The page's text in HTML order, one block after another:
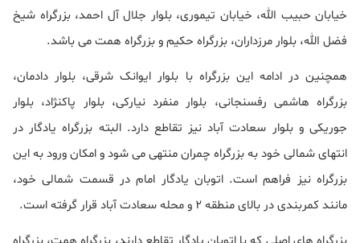
خیابان حبیب الله، خیابان تیموری، بلوار جلال آل احمد، بزرگراه شیخ
فضل الله، بلوار مرزداران، بزرگراه حکیم و بزرگراه همت می باشد.
همچنین در ادامه این بزرگراه با بلوار ایوانک شرقی، بلوار دادمان،
بزرگراه هاشمی رفسنجانی، بلوار منفرد نیارکی، بلوار پاکنژاد، بلوار
جوریکی و بلوار سعادت آباد نیز تقاطع دارد. البته بزرگراه یادگار در
انتهای شمالی خود به بزرگراه چمران منتهی می شود و امکان ورود به این
بزرگراه نیز فراهم است. اتوبان یادگار امام در قسمت شمالی خود،
مانند کمربندی در بالای منطقه 2 و محله سعادت آباد قرار گرفته است.